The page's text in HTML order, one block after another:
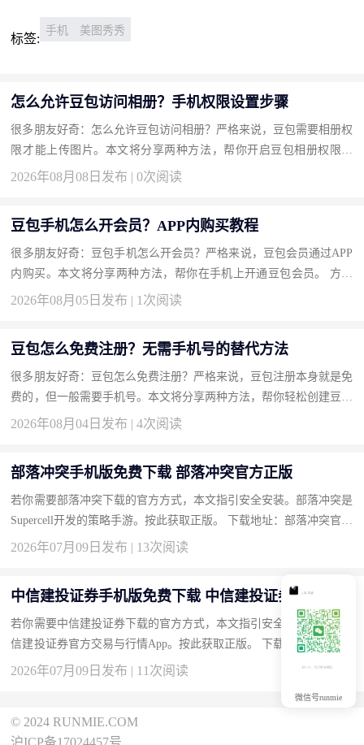
标签:
手机 美图秀秀
怎么允许豆包访问相册？手机权限设置步骤
很多朋友好奇：怎么允许豆包访问相册？严格来说，豆包需要相册权
限才能上传图片。本文将分享两种方法，帮你开启豆包相册权限。
方法一：在手机系统设置中开启权限（推荐） 一劳永逸。 操作步
2026年08月08日发布 | 0次阅读
豆包手机怎么开会员？APP内购买教程
很多朋友好奇：豆包手机怎么开会员？严格来说，豆包会员通过APP
内购买。本文将分享两种方法，帮你在手机上开通豆包会员。 方法
2026年08月05日发布 | 1次阅读
豆包怎么免费注册？无需手机号的替代方法
很多朋友好奇：豆包怎么免费注册？严格来说，豆包注册本身就是免
费的，但一般需要手机号。本文将分享两种方法，帮你轻松创建豆包
账号而不用额外付费。 方法一：使用邮箱注册（推荐） 部分版本...
2026年08月04日发布 | 4次阅读
部落冲突手机版免费下载 部落冲突官方正版
若你需要部落冲突下载的官方方式，本文指引安全安装。部落冲突是
Supercell开发的策略手游。按此获取正版。 下载地址：部落冲突官方
下载 为什么选择部落冲突？ 经典策略：建村庄、造兵、掠夺。...
2026年07月09日发布 | 13次阅读
中信建投证券手机版免费下载 中信建投证券官方正版
若你需要中信建投证券下载的官方方式，本文指引安全安装。它是中
信建投证券官方交易与行情App。按此获取正版。 下载地址：中信建
投证券官方下载 为什么选择中信建投证券？ 官方交易：A股、基...
2026年07月09日发布 | 11次阅读
© 2024 RUNMIE.COM
沪ICP备17024457号
微信号runmie